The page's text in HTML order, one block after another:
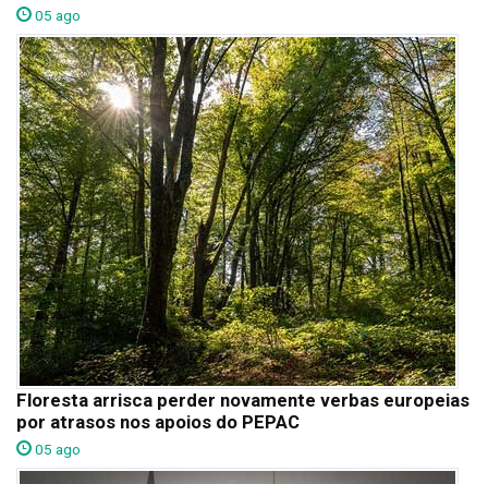
05 ago
Floresta arrisca perder novamente verbas europeias
por atrasos nos apoios do PEPAC
05 ago